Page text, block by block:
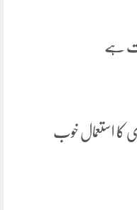
ہے
کا استعمال خوب